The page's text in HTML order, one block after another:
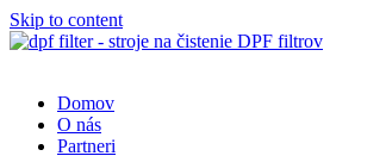
Skip to content
Domov
O nás
Partneri